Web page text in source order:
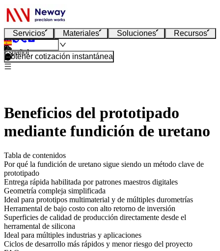
Servicios Materiales Soluciones Recursos
Español
Obtener cotización instantánea
Beneficios del prototipado
mediante fundición de uretano
Tabla de contenidos
Por qué la fundición de uretano sigue siendo un método clave de
prototipado
Entrega rápida habilitada por patrones maestros digitales
Geometría compleja simplificada
Ideal para prototipos multimaterial y de múltiples durometrías
Herramental de bajo costo con alto retorno de inversión
Superficies de calidad de producción directamente desde el
herramental de silicona
Ideal para múltiples industrias y aplicaciones
Ciclos de desarrollo más rápidos y menor riesgo del proyecto